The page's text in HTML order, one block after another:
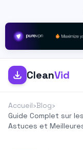
CleanVid
Accueil›Blog›
Guide Complet sur
Astuces et